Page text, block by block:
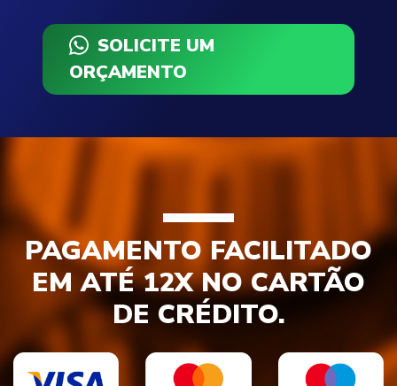
SOLICITE UM
ORÇAMENTO
PAGAMENTO FACILITADO
EM ATÉ 12X NO CARTÃO
DE CRÉDITO.